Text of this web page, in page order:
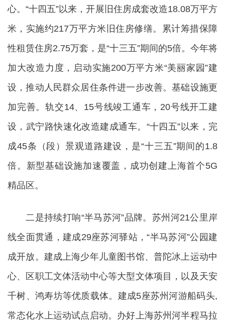
心。“十四五”以来，开展旧住房成套改造18.08万平方
米，实施约217万平方米旧住房修缮。累计筹措保障
性租赁住房2.75万套，是“十三五”期间的5倍。今年将
加大改造力度，启动实施200万平方米“美丽家园”建
设，推动人民群众居住条件进一步改善。基础设施更
加完善。轨交14、15号线竣工通车，20号线开工建
设，武宁路快速化改造建成通车。“十四五”以来，完
成45条（段）景观道路建设，是“十三五”期间的1.8
倍。新型基础设施加速覆盖，成功创建上海首个5G
精品区。
二是持续打响“半马苏河”品牌。苏州河21公里岸
线全面贯通，建成29座苏河驿站，“半马苏河”公园建
成开放。建成上海少年儿童图书馆、普陀冰上运动中
心、区职工文体活动中心等大型文体项目，以及天安
千树、鸿寿坊等优质载体。建成5座苏州河游船码头,
常态化水上运动试点启动。办好上海苏州河半程马拉